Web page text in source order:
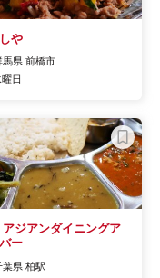
や
馬県 前橋市
日
ジアンダイニングア
ー
葉県 柏駅